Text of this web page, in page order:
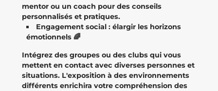
mentor ou un coach pour des conseils
personnalisés et pratiques.
Engagement social : élargir les horizons
émotionnels 🌈
Intégrez des groupes ou des clubs qui vous
mettent en contact avec diverses personnes et
situations. L'exposition à des environnements
différents enrichira votre compréhension des